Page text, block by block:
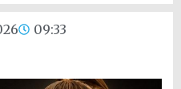
09:33